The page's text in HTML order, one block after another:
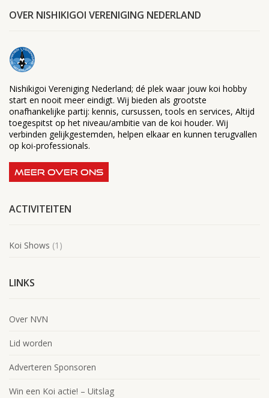
OVER NISHIKIGOI VERENIGING NEDERLAND
Nishikigoi Vereniging Nederland; dé plek waar jouw koi hobby
start en nooit meer eindigt. Wij bieden als grootste
onafhankelijke partij: kennis, cursussen, tools en services, Altijd
toegespitst op het niveau/ambitie van de koi houder. Wij
verbinden gelijkgestemden, helpen elkaar en kunnen terugvallen
op koi-professionals.
MEER OVER ONS
ACTIVITEITEN
Koi Shows (1)
LINKS
Over NVN
Lid worden
Adverteren Sponsoren
Win een Koi actie! – Uitslag